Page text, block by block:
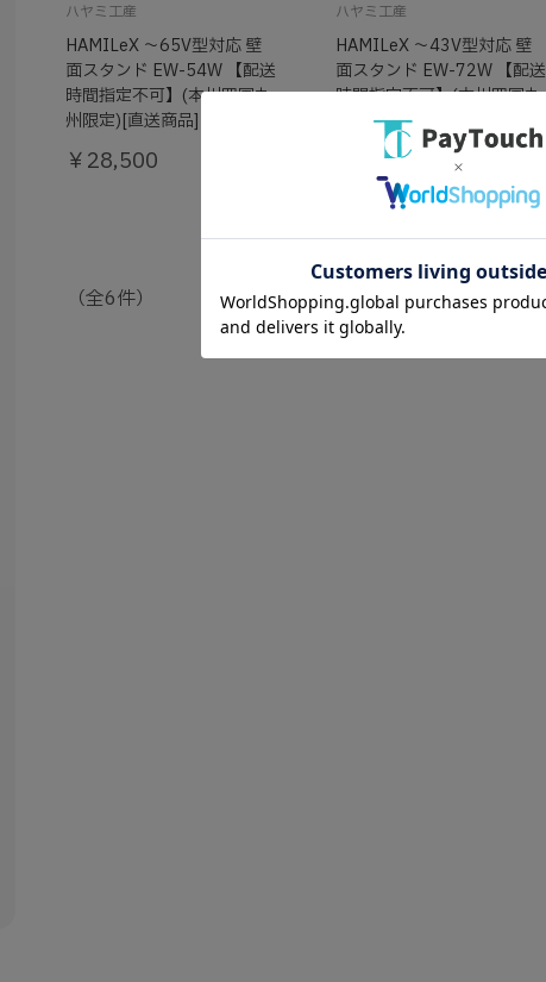
ハヤミ工産
HAMILeX ～65V型対応 壁
面スタンド EW-54W 【配送
時間指定不可】(本州四国九
州限定)[直送商品]
￥28,500
ハヤミ工産
HAMILeX ～43V型対応 壁
面スタンド EW-72W 【配送
時間指定不可】(本州四国九
州限定)[直送商品]
￥29,300
（全6件）